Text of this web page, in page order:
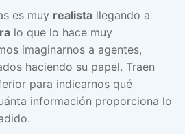
es muy realista llegando a
lo que lo hace muy
imaginarnos a agentes,
haciendo su papel. Traen
para indicarnos qué
información proporciona lo